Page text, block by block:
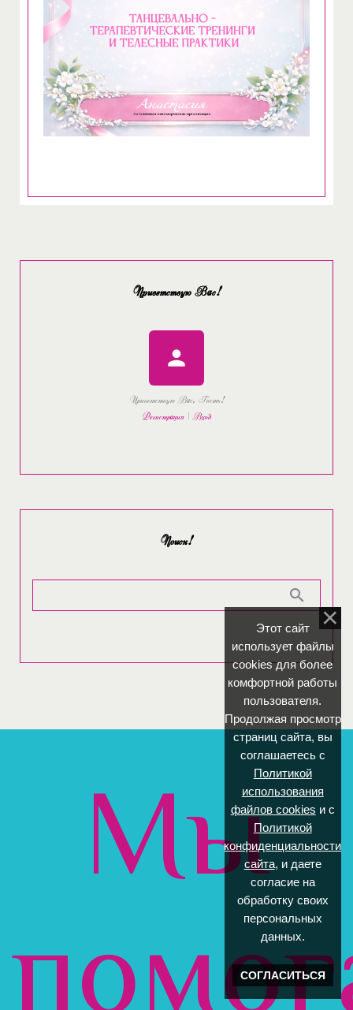
Приветствую Вас!
person
Приветствую Вас, Гость!
Регистрация | Вход
Поиск!
Мы
Этот сайт
использует файлы
cookies для более
комфортной работы
пользователя.
Продолжая просмотр
страниц сайта, вы
соглашаетесь с
Политикой
использования
файлов cookies и с
Политикой
конфиденциальности
сайта, и даете
согласие на
обработку своих
персональных
данных.
СОГЛАСИТЬСЯ